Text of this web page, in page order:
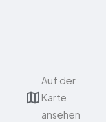
Auf der
Karte
ansehen